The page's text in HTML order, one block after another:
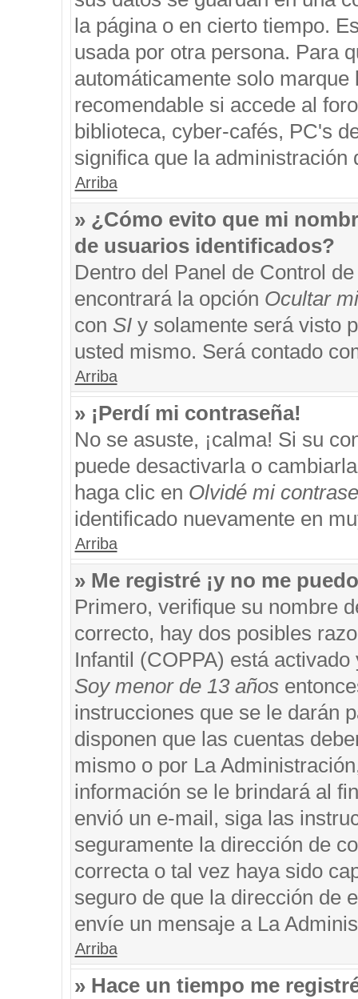
la página o en cierto tiempo.
usada por otra persona. Para
automáticamente solo
recomendable si accede al
biblioteca, cyber-cafés, PC's
significa que la administración
Arriba
» ¿Cómo evito que mi
de usuarios identificados?
Dentro del Panel de Control
encontrará la opción Ocultar
con SIy solamente será visto
usted mismo. Será contado
Arriba
» ¡Perdí mi contraseña!
No se asuste, ¡calma! Si su
puede desactivarla o
haga clic en Olvidé mi
identificado nuevamente en
Arriba
» Me registré ¡y no me
Primero, verifique su nombre
correcto, hay dos posibles
Infantil (COPPA) está
Soy menor de 13 años
instrucciones que se le darán
disponen que las cuentas
mismo o por La
información se le brindará al
envió un e-mail, siga las
seguramente la dirección de
correcta o tal vez haya sido
seguro de que la dirección de
envíe un mensaje a La
Arriba
» Hace un tiempo me